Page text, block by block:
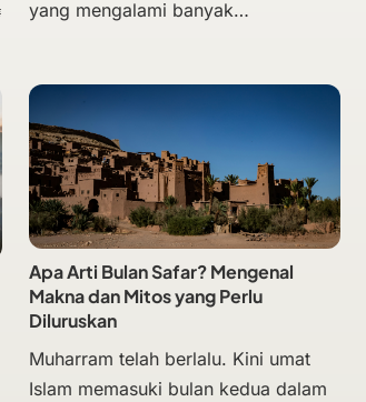
yang mengalami banyak…
Apa Arti Bulan Safar? Mengenal
Makna dan Mitos yang Perlu
Diluruskan
Muharram telah berlalu. Kini umat
Islam memasuki bulan kedua dalam